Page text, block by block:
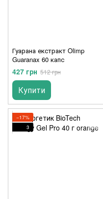
Гуарана екстракт Olimp
Guaranax 60 капс
427 грн 512 грн
Купити
−17%
3